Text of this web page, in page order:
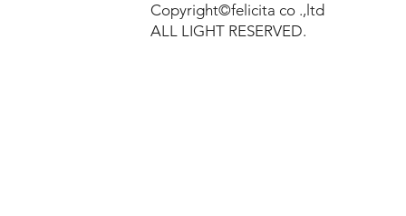
Copyright©felicita co .,ltd
ALL LIGHT RESERVED.